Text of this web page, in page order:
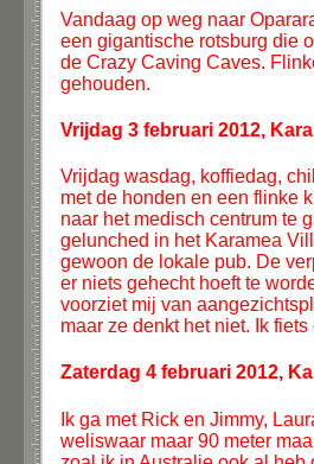
Vandaag op weg naar
een gigantische rotsburg die
de Crazy Caving Caves.
gehouden.
Vrijdag 3 februari 2012,
Vrijdag wasdag, koffiedag,
met de honden en een flinke
naar het medisch centrum te
gelunched in het Karamea
gewoon de lokale pub. De
er niets gehecht hoeft te
voorziet mij van
maar ze denkt het niet. Ik
Zaterdag 4 februari 2012,
Ik ga met Rick en Jimmy,
weliswaar maar 90 meter